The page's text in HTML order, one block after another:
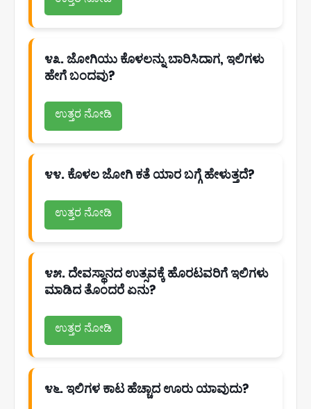
೪೩. ಜೋಗಿಯು ಕೊಳಲನ್ನು ಬಾರಿಸಿದಾಗ, ಇಲಿಗಳು
ಹೇಗೆ ಬಂದವು?
ಉತ್ತರ ನೋಡಿ
೪೪. ಕೊಳಲ ಜೋಗಿ ಕತೆ ಯಾರ ಬಗ್ಗೆ ಹೇಳುತ್ತದೆ?
ಉತ್ತರ ನೋಡಿ
೪೫. ದೇವಸ್ಥಾನದ ಉತ್ಸವಕ್ಕೆ ಹೊರಟವರಿಗೆ ಇಲಿಗಳು
ಮಾಡಿದ ತೊಂದರೆ ಏನು?
ಉತ್ತರ ನೋಡಿ
೪೬. ಇಲಿಗಳ ಕಾಟ ಹೆಚ್ಚಾದ ಊರು ಯಾವುದು?